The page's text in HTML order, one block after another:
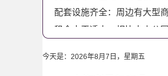
配套设施齐全：周边有大型
租金水平适中：相比中山公
今天是： 2026年8月7日 ， 星期五